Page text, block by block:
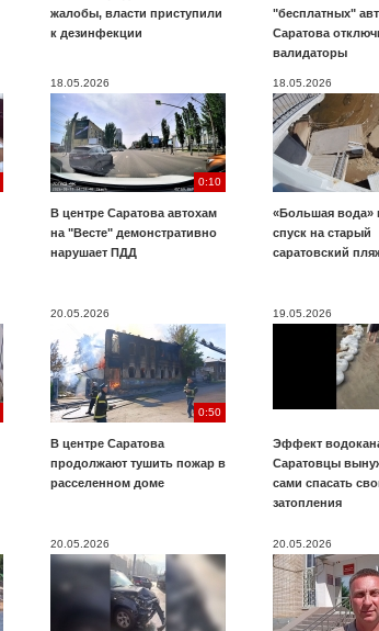
жалобы, власти приступили
к дезинфекции
"бесплатных"
Саратова
валидаторы
18.05.2026
0:10
В центре Саратова автохам
на "Весте" демонстративно
нарушает ПДД
18.05.2026
«Большая вода»
спуск на старый
саратовский
20.05.2026
0:50
В центре Саратова
продолжают тушить пожар в
расселенном доме
19.05.2026
Эффект
Саратовцы
сами спасать
затопления
20.05.2026 20.05.2026